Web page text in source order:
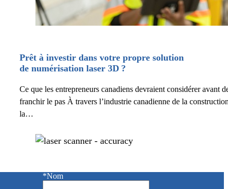
Prêt à investir dans votre propre solution
de numérisation laser 3D ?
Ce que les entrepreneurs canadiens devraient considérer avant
franchir le pas À travers l’industrie canadienne de la
la…
*Nom